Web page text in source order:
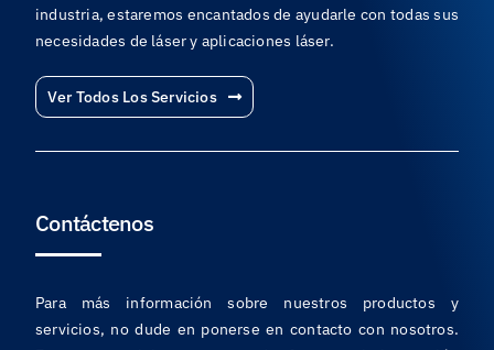
industria, estaremos encantados de ayudarle con todas sus
necesidades de láser y aplicaciones láser.
Ver Todos Los Servicios
Contáctenos
Para más información sobre nuestros productos y
servicios, no dude en ponerse en contacto con nosotros.